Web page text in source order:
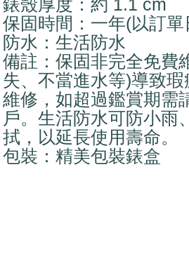
錶殼厚度：約 1.1 cm
保固時間：一年(以訂
防水：生活防水
備註：保固非完全免費
失、不當進水等)導致
維修，如超過鑑賞期需
戶。生活防水可防小雨
拭，以延長使用壽命。
包裝：精美包裝錶盒